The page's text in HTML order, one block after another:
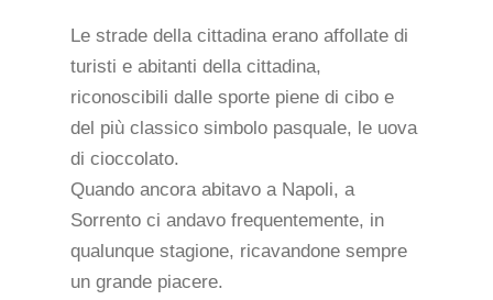
Le strade della cittadina erano affollate di
turisti e abitanti della cittadina,
riconoscibili dalle sporte piene di cibo e
del più classico simbolo pasquale, le uova
di cioccolato.
Quando ancora abitavo a Napoli, a
Sorrento ci andavo frequentemente, in
qualunque stagione, ricavandone sempre
un grande piacere.